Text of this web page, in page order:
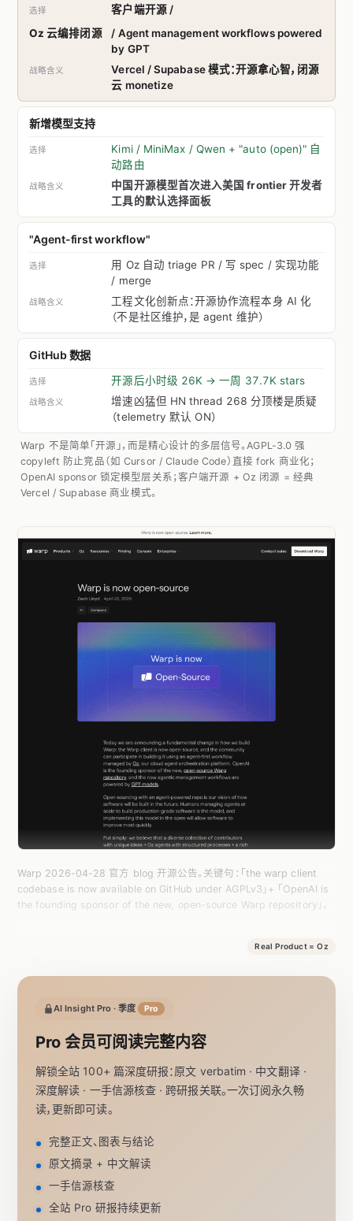
客户端开源 /
Oz 云编排闭源
/ Agent management workflows powered
by GPT
Vercel / Supabase 模式：开源拿心智，闭源
云 monetize
新增模型支持
Kimi / MiniMax / Qwen + "auto (open)" 自
动路由
中国开源模型首次进入美国 frontier 开发者
工具的默认选择面板
"Agent-first workflow"
用 Oz 自动 triage PR / 写 spec / 实现功能
/ merge
工程文化创新点：开源协作流程本身 AI 化
（不是社区维护，是 agent 维护）
GitHub 数据
开源后小时级 26K → 一周 37.7K stars
增速凶猛但 HN thread 268 分顶楼是质疑
（telemetry 默认 ON）
Warp 不是简单「开源」，而是精心设计的多层信号。AGPL-3.0 强
copyleft 防止竞品（如 Cursor / Claude Code）直接 fork 商业化；
OpenAI sponsor 锁定模型层关系；客户端开源 + Oz 闭源 = 经典
Vercel / Supabase 商业模式。
Warp 2026-04-28 官方 blog 开源公告。关键句：「the warp client
codebase is now available on GitHub under AGPLv3」+ 「OpenAI is
the founding sponsor of the new, open-source Warp repository」。
Real Product = Oz
AI Insight Pro · 季度 Pro
Pro 会员可阅读完整内容
解锁全站 100+ 篇深度研报：原文 verbatim · 中文翻译 ·
深度解读 · 一手信源核查 · 跨研报关联。一次订阅永久畅
读，更新即可读。
完整正文、图表与结论
原文摘录 + 中文解读
一手信源核查
全站 Pro 研报持续更新